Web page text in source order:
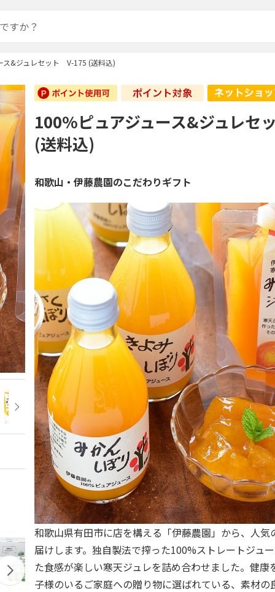
ス&ジュレセット V-175 (送料込)
100%ピュアジュース&ジュレ
(送料込)
和歌山・伊藤農園のこだわりギフト
和歌山県有田市に店を構える「伊藤農園」から、人気
届けします。独自製法で搾った100%ストレートジュ
た食感が楽しい寒天ジュレを詰め合わせました。健康
子様のいるご家庭への贈り物に選ばれている、素材の